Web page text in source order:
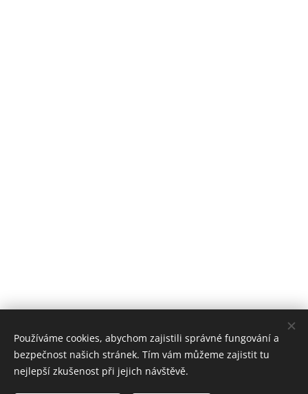
Používáme cookies, abychom zajistili správné fungování a
bezpečnost našich stránek. Tím vám můžeme zajistit tu
nejlepší zkušenost při jejich návštěvě.